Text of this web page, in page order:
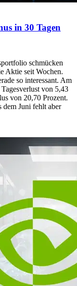
in 30 Tagen
schmücken
Aktie seit Wochen.
so interessant. Am
von 5,43
von 20,70 Prozent.
Juni fehlt aber